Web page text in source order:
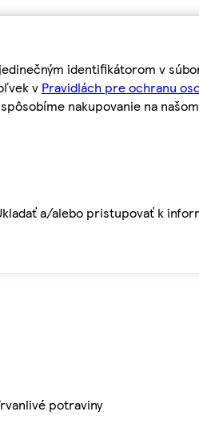
identifikátorom v
v Pravidlách pre ochranu
nakupovanie na
a/alebo pristupovať k
potraviny